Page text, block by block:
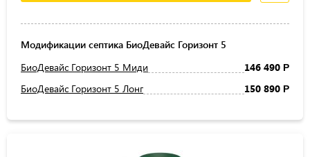
Модификации септика БиоДевайс Горизонт 5
БиоДевайс Горизонт 5 Миди
146 490 Р
БиоДевайс Горизонт 5 Лонг 150 890 Р